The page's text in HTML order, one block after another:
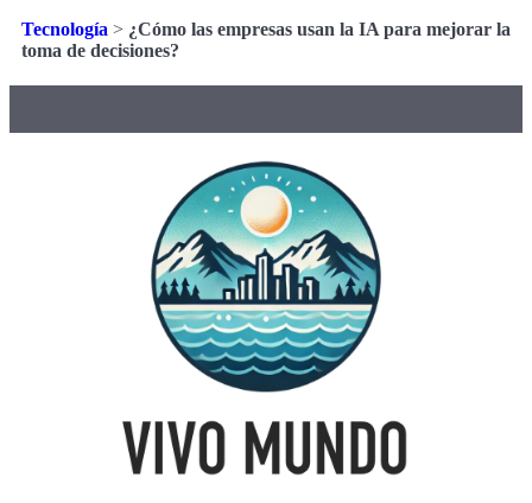
Tecnología > ¿Cómo las empresas usan la IA para mejorar la
toma de decisiones?